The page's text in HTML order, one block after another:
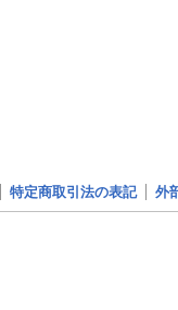
特定商取引法の表記 外